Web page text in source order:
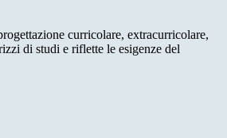
curricolare, extracurricolare,
di studi e riflette le esigenze del